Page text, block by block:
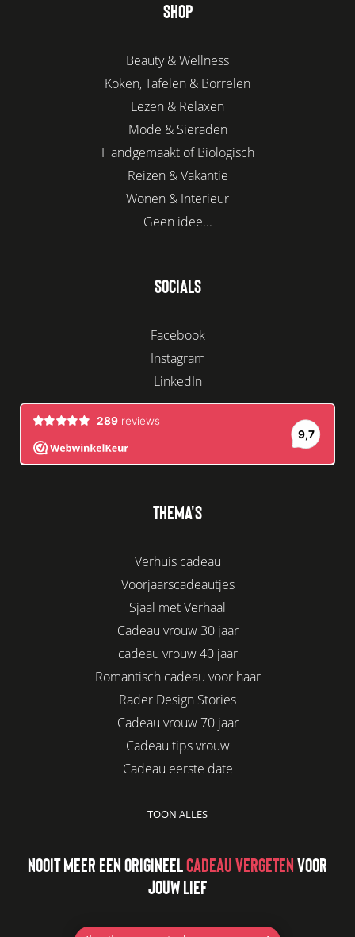
SHOP
Beauty & Wellness
Koken, Tafelen & Borrelen
Lezen & Relaxen
Mode & Sieraden
Handgemaakt of Biologisch
Reizen & Vakantie
Wonen & Interieur
Geen idee...
SOCIALS
Facebook
Instagram
LinkedIn
THEMA'S
Verhuis cadeau
Voorjaarscadeautjes
Sjaal met Verhaal
Cadeau vrouw 30 jaar
cadeau vrouw 40 jaar
Romantisch cadeau voor haar
Räder Design Stories
Cadeau vrouw 70 jaar
Cadeau tips vrouw
Cadeau eerste date
Leuke kadootjes
Azur
Kaars cadeau geven
TOON ALLES
NOOIT MEER EEN ORIGINEELCADEAU VERGETENVOOR
JOUW LIEF